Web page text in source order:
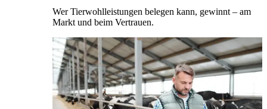
Wer Tierwohlleistungen belegen kann, gewinnt – am
Markt und beim Vertrauen.